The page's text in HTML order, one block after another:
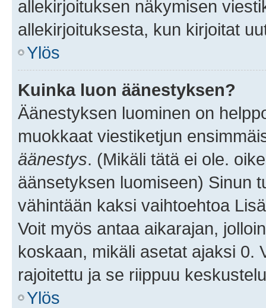
allekirjoituksen näkymisen
allekirjoituksesta, kun kirjoitat
Ylös
Kuinka luon äänestyksen?
Äänestyksen luominen on
muokkaat viestiketjun
äänestys. (Mikäli tätä ei ole.
äänsetyksen luomiseen) Sinun
vähintään kaksi vaihtoehtoa
Voit myös antaa aikarajan,
koskaan, mikäli asetat ajaksi 0.
rajoitettu ja se riippuu
Ylös